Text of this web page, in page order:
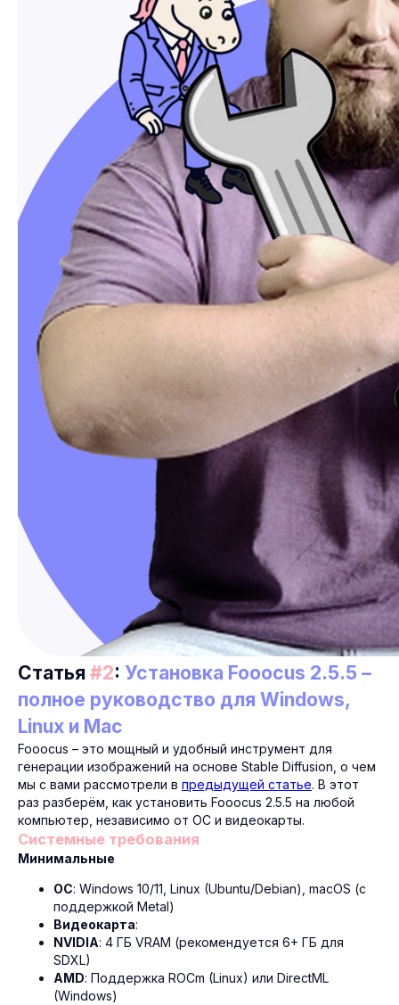
Статья #2: Установка Fooocus 2.5.5 –
полное руководство для Windows,
Linux и Mac
Fooocus – это мощный и удобный инструмент для
генерации изображений на основе Stable Diffusion, о чем
мы с вами рассмотрели в предыдущей статье. В этот
раз разберём, как установить Fooocus 2.5.5 на любой
компьютер, независимо от ОС и видеокарты.
Системные требования
Минимальные
ОС: Windows 10/11, Linux (Ubuntu/Debian), macOS (с
поддержкой Metal)
Видеокарта:
NVIDIA: 4 ГБ VRAM (рекомендуется 6+ ГБ для
SDXL)
AMD: Поддержка ROCm (Linux) или DirectML
(Windows)